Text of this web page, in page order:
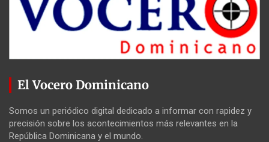
El Vocero Dominicano
Somos un periódico digital dedicado a informar con rapidez y
precisión sobre los acontecimientos más relevantes en la
República Dominicana y el mundo.